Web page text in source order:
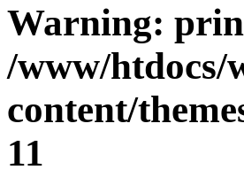
Warning:
/www/htdocs/
content/
11